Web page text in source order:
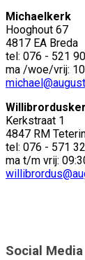
Michaelkerk
Hooghout 67
4817 EA Breda
tel: 076 - 521
ma /woe/vrij:
Kerkstraat 1
4847 RM
tel: 076 - 571
ma t/m vrij:
Social Media